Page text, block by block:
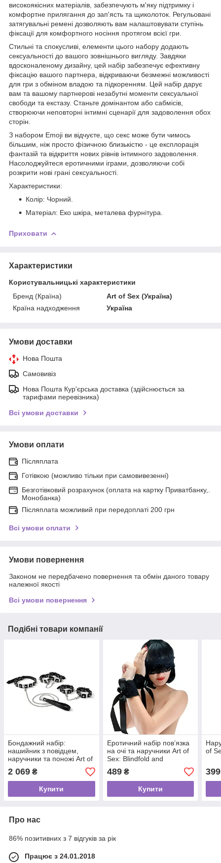
високоякісних матеріалів, забезпечують м'яку підтримку і
комфортне прилягання до зап'ясть та щиколоток. Регульовані
затягувальні ремені дозволяють вам налаштовувати ступінь
фіксації для комфортного носіння протягом всієї гри.
Стильні та спокусливі, елементи цього набору додають
сексуальності до вашого зовнішнього вигляду. Завдяки
вдосконаленому дизайну, цей набір забезпечує ефективну
фіксацію вашого партнера, відкриваючи безмежні можливості
для гри з обміном владою та підкоренням. Цей набір дарує
вам та вашому партнерові незабутні моменти сексуальної
свободи та екстазу. Станьте домінантом або сабмісів,
створюючи неповторні інтимні сценарії для задоволення обох
сторін.
З набором Emoji ви відчуєте, що секс може бути чимось
більшим, ніж просто фізичною близькістю - це експлорація
фантазій та відкриття нових рівнів інтимного задоволення.
Насолоджуйтеся еротичними іграми, дозволяючи собі
розкрити нові грані сексуальності.
Характеристики:
Колір: Чорний.
Матеріал: Еко шкіра, металева фурнітура.
Приховати
Характеристики
Користувальницькі характеристики
Бренд (Країна)
Art of Sex (Україна)
Країна надходження
Україна
Умови доставки
Нова Пошта
Самовивіз
Нова Пошта Кур'єрська доставка (здійснюється за
тарифами перевізника)
Всі умови доставки
Умови оплати
Післяплата
Готівкою (можливо тільки при самовивезенні)
Безготівковий розрахунок (оплата на картку Приватбанку,.
Монобанка)
Післяплата можливий при передоплаті 200 грн
Всі умови оплати
Умови повернення
Законом не передбачено повернення та обмін даного товару
належної якості
Всі умови повернення
Подібні товари компанії
Бондажний набір:
нашийник з повідцем,
наручники та поножі Art of
Sex - Cassandra, колір
чорний
2 069 ₴
Купити
Еротичний набір пов’язка
на очі та наручники Art of
Sex: Blindfold and
Handcuffs Aria
489₴
Купити
of
399
Про нас
86% позитивних з 7 відгуків за рік
Працює з 24.01.2018